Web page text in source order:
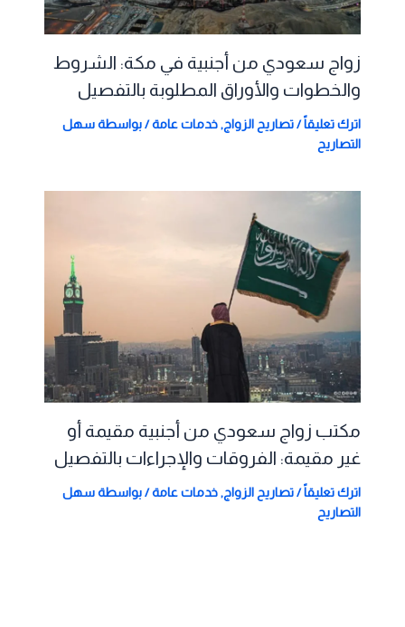
زواج سعودي من أجنبية في مكة: الشروط
والخطوات والأوراق المطلوبة بالتفصيل
اترك تعليقاً /تصاريح الزواج,خدمات عامة/ بواسطة سهل
التصاريح
مكتب زواج سعودي من أجنبية مقيمة أو
غير مقيمة: الفروقات والإجراءات بالتفصيل
اترك تعليقاً /تصاريح الزواج,خدمات عامة/ بواسطة سهل
التصاريح